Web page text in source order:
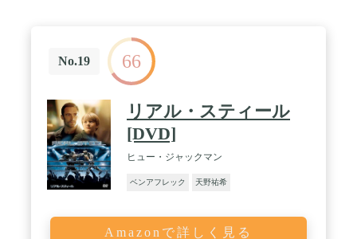
No.19 66
リアル・スティール
[DVD]
ヒュー・ジャックマン
ベンアフレック 天野祐希
Amazonで詳しく見る